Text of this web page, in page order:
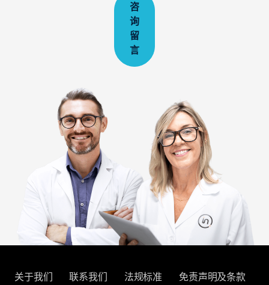
咨
询
留
言
关于我们 联系我们 法规标准 免责声明及条款